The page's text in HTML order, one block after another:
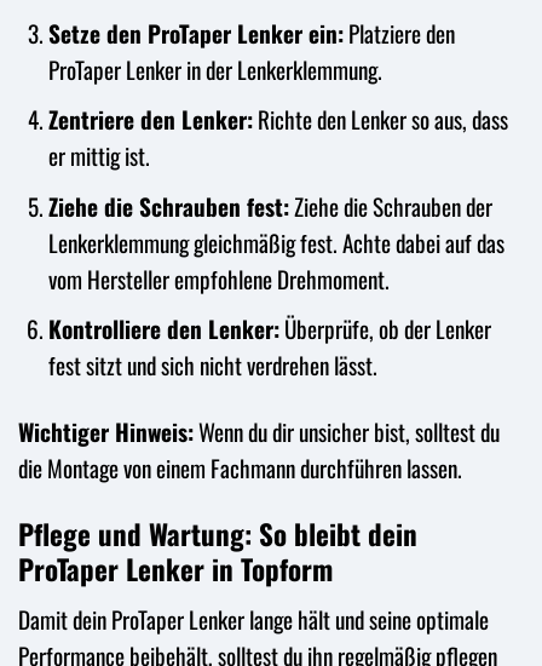
Setze den ProTaper Lenker ein:Platziere den
ProTaper Lenker in der Lenkerklemmung.
Zentriere den Lenker:Richte den Lenker so aus, dass
er mittig ist.
Ziehe die Schrauben fest:Ziehe die Schrauben der
Lenkerklemmung gleichmäßig fest. Achte dabei auf das
vom Hersteller empfohlene Drehmoment.
Kontrolliere den Lenker:Überprüfe, ob der Lenker
fest sitzt und sich nicht verdrehen lässt.
Wichtiger Hinweis:Wenn du dir unsicher bist, solltest du
die Montage von einem Fachmann durchführen lassen.
Pflege und Wartung: So bleibt dein
ProTaper Lenker in Topform
Damit dein ProTaper Lenker lange hält und seine optimale
Performance beibehält, solltest du ihn regelmäßig pflegen